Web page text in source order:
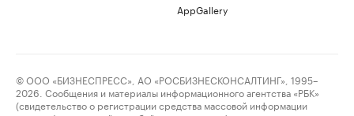
AppGallery
© ООО «БИЗНЕСПРЕСС», АО «РОСБИЗНЕСКОНСАЛТИНГ», 1995–
2026. Сообщения и материалы информационного агентства «РБК»
(свидетельство о регистрации средства массовой информации